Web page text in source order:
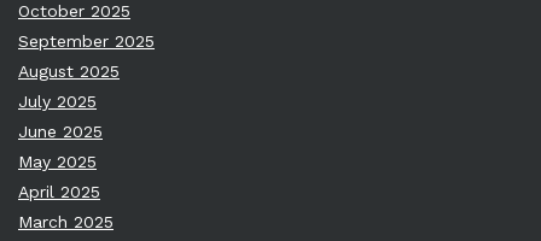
October 2025
September 2025
August 2025
July 2025
June 2025
May 2025
April 2025
March 2025